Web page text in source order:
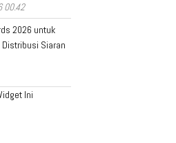
00.42
2026 untuk
Siaran
Ini